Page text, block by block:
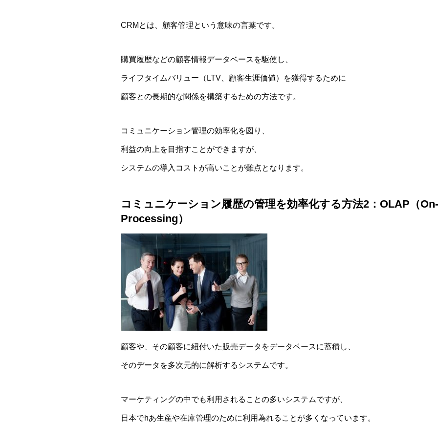
CRMとは、顧客管理という意味の言葉です。
購買履歴などの顧客情報データベースを駆使し、
ライフタイムバリュー（LTV、顧客生涯価値）を獲得するために
顧客との長期的な関係を構築するための方法です。
コミュニケーション管理の効率化を図り、
利益の向上を目指すことができますが、
システムの導入コストが高いことが難点となります。
コミュニケーション履歴の管理を効率化する方法2：OLAP（
Processing）
顧客や、その顧客に紐付いた販売データをデータベースに蓄積し、
そのデータを多次元的に解析するシステムです。
マーケティングの中でも利用されることの多いシステムですが、
日本でhあ生産や在庫管理のために利用為れることが多くなっています。